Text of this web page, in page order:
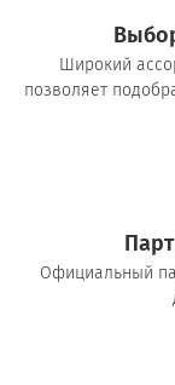
Широкий
позволяет
Официальный